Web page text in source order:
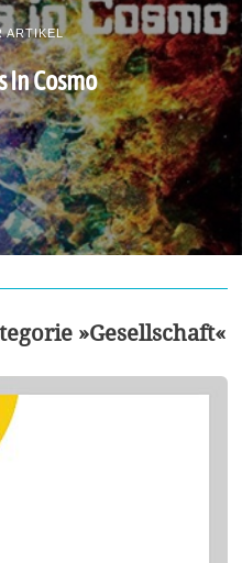
ARTIKEL
Cosmo
»Gesellschaft«